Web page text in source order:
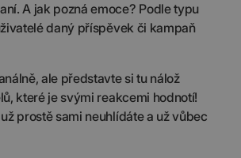
A jak pozná emoce? Podle typu
daný příspěvek či kampaň
ale představte si tu nálož
které je svými reakcemi hodnotí!
prostě sami neuhlídáte a už vůbec